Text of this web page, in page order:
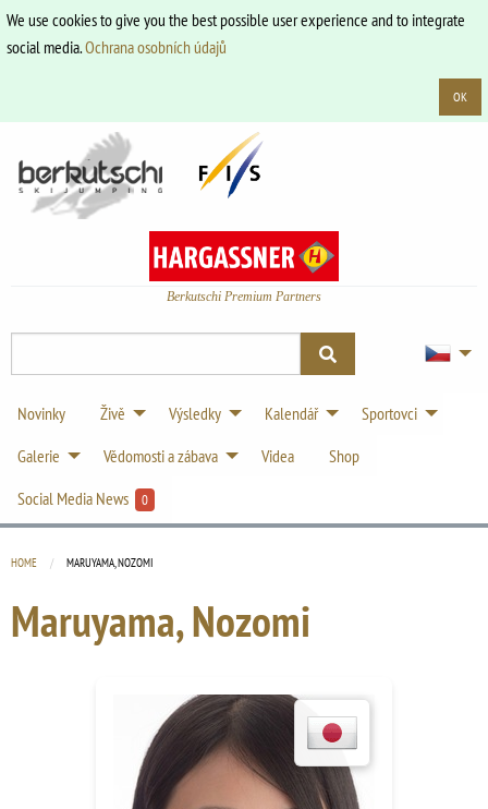
We use cookies to give you the best possible user experience and to integrate
social media.Ochrana osobních údajů
OK
Berkutschi Premium Partners
Novinky Živě Výsledky Kalendář
Sportovci
Galerie
Vědomosti a zábava Videa
Shop
Social Media News
0
HOME CURRENT:
MARUYAMA, NOZOMI
Maruyama, Nozomi